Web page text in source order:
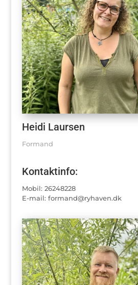
Heidi Laursen
Formand
Kontaktinfo:
Mobil: 26248228
E-mail: formand@ryhaven.dk